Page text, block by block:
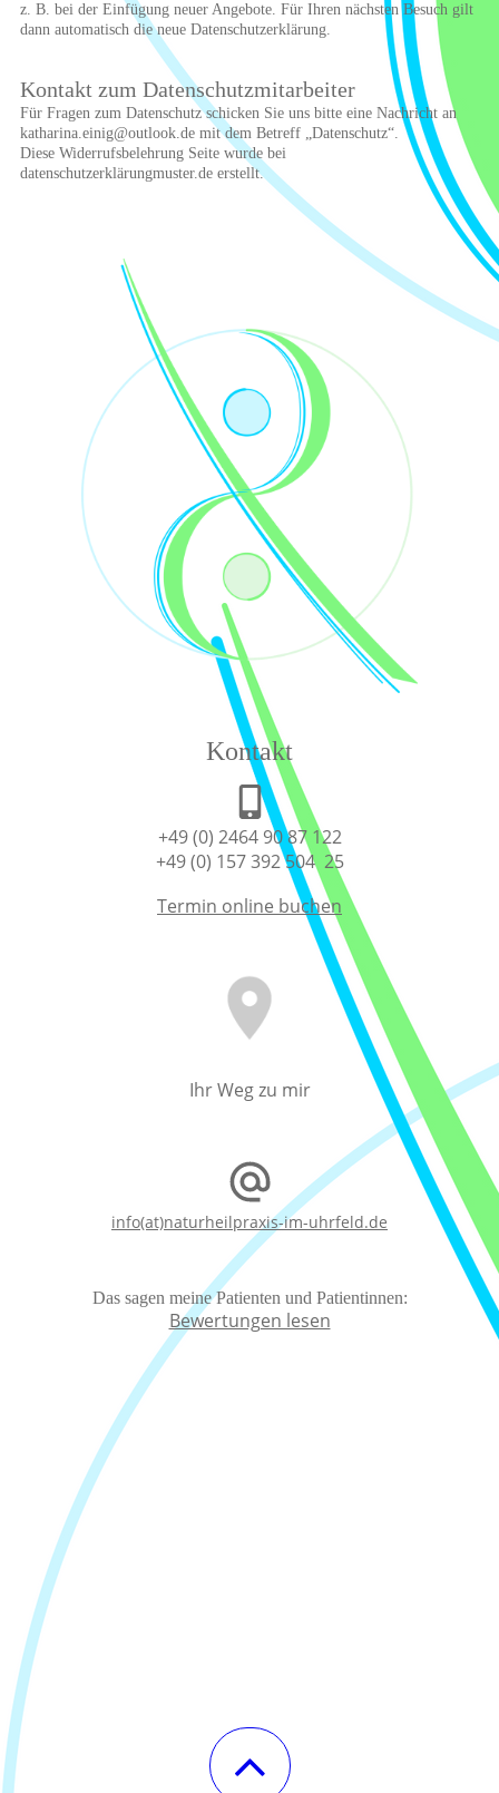
z. B. bei der Einfügung neuer Angebote. Für Ihren nächsten Besuch gilt
dann automatisch die neue Datenschutzerklärung.
Kontakt zum Datenschutzmitarbeiter
Für Fragen zum Datenschutz schicken Sie uns bitte eine Nachricht an
katharina.einig@outlook.de mit dem Betreff „Datenschutz“.
Diese Widerrufsbelehrung Seite wurde bei
datenschutzerklärungmuster.de erstellt.
Kontakt
+49 (0) 2464 90 87 122
+49 (0) 157 392 504 25
Termin online buchen
Ihr Weg zu mir
info(at)naturheilpraxis-im-uhrfeld.de
Das sagen meine Patienten und Patientinnen:
Bewertungen lesen